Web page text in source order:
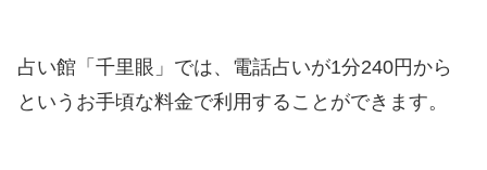
占い館「千里眼」では、電話占いが1分240円から
というお手頃な料金で利用することができます。